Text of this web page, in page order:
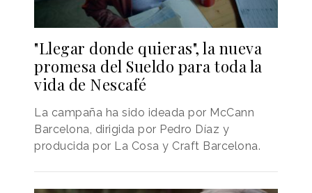
"Llegar donde quieras", la nueva
promesa del Sueldo para toda la
vida de Nescafé
La campaña ha sido ideada por McCann
Barcelona, dirigida por Pedro Díaz y
producida por La Cosa y Craft Barcelona.